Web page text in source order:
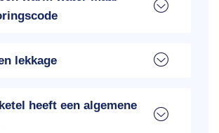
lekkage
heeft een algemene